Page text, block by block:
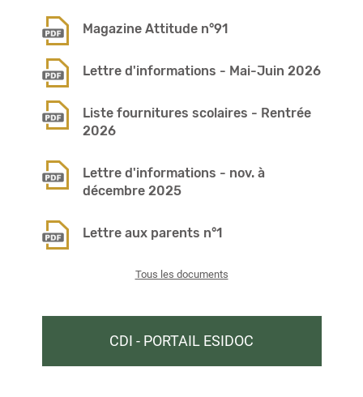
Magazine Attitude n°91
Lettre d'informations - Mai-Juin 2026
Liste fournitures scolaires - Rentrée
2026
Lettre d'informations - nov. à
décembre 2025
Lettre aux parents n°1
Tous les documents
CDI - PORTAIL ESIDOC